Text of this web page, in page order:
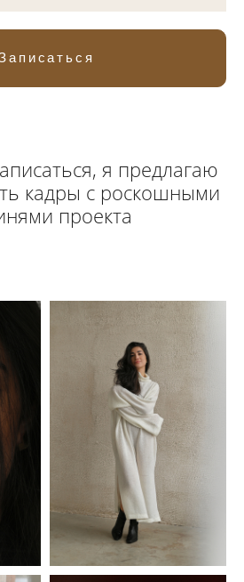
я предлагаю
кадры с роскошными
проекта